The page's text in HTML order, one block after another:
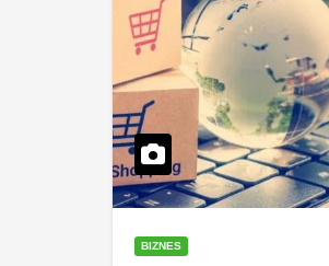
BIZNES